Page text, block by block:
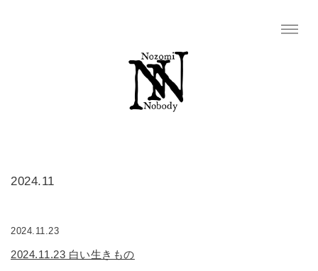
2024.11
2024.11.23
2024.11.23 白い生きもの